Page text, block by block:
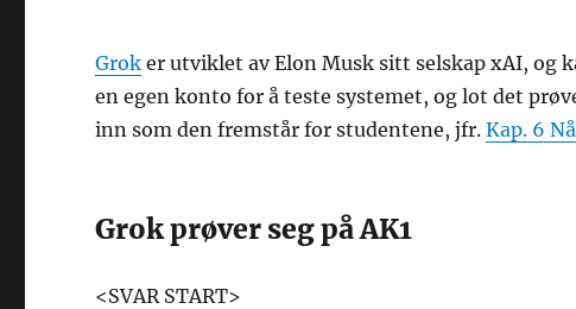
Grok er utviklet av Elon Musk sitt selskap xAI, og
en egen konto for å teste systemet, og lot det
inn som den fremstår for studentene, jfr.Kap. 6
Grok prøver seg på AK1
<SVAR START>